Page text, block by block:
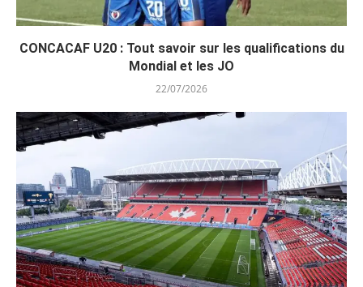
CONCACAF U20 : Tout savoir sur les qualifications du
Mondial et les JO
22/07/2026